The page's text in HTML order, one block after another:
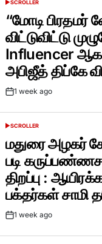
POSTED
SCROLLER
“மோடி
விட்டுவிட்டு
Influencer
அபிஜீத் திப்கே
Post1 week ago
POSTED
SCROLLER
மதுரை அழகர்
படி
திறப்பு :
பக்தர்கள் சாமி
Post1 week ago